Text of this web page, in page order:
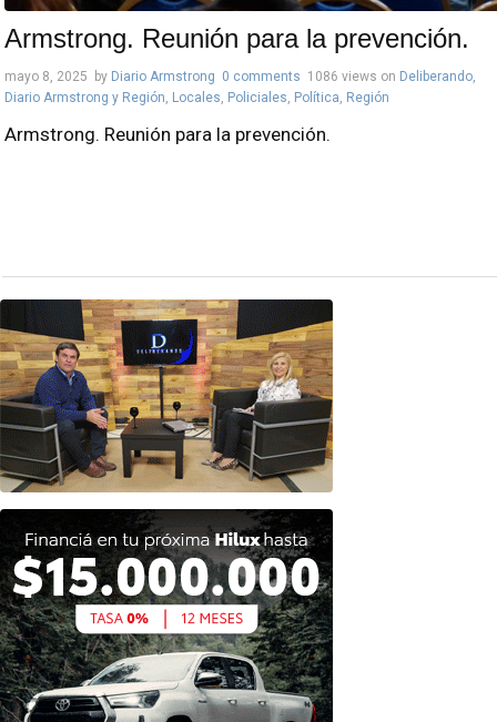
Armstrong. Reunión para la prevención.
mayo 8, 2025 by Diario Armstrong 0 comments 1086 views on Deliberando,
Diario Armstrong y Región, Locales, Policiales, Política, Región
Armstrong. Reunión para la prevención.